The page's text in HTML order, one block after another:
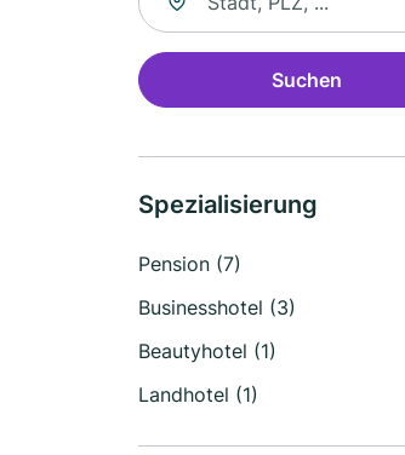
Suchen
Spezialisierung
Pension (7)
Businesshotel (3)
Beautyhotel (1)
Landhotel (1)